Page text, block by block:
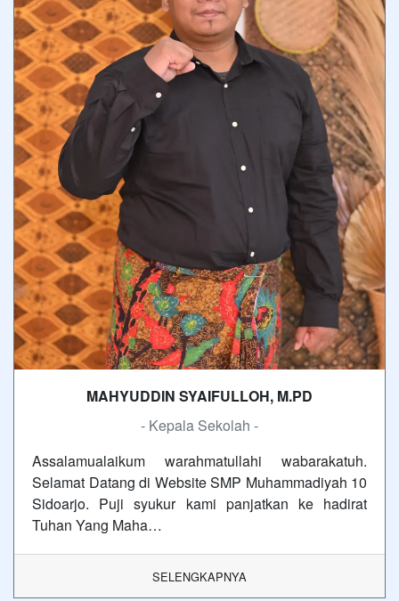
MAHYUDDIN SYAIFULLOH, M.PD
- Kepala Sekolah -
Assalamualaikum warahmatullahi wabarakatuh.
Selamat Datang di Website SMP Muhammadiyah 10
Sidoarjo. Puji syukur kami panjatkan ke hadirat
Tuhan Yang Maha…
SELENGKAPNYA